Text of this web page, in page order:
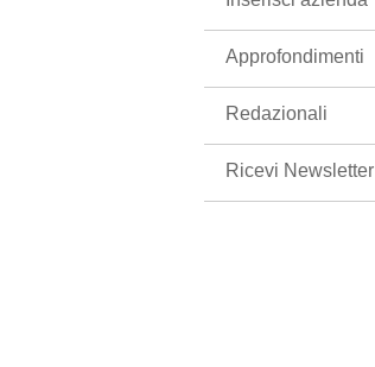
Approfondimenti
Redazionali
Ricevi Newsletter